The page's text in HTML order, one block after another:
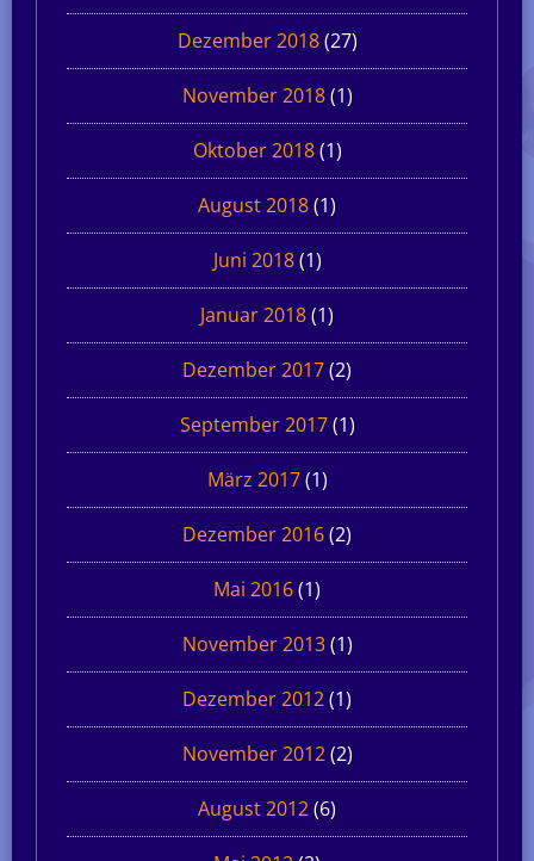
Dezember 2018(27)
November 2018(1)
Oktober 2018(1)
August 2018(1)
Juni 2018(1)
Januar 2018(1)
Dezember 2017(2)
September 2017(1)
März 2017(1)
Dezember 2016(2)
Mai 2016(1)
November 2013(1)
Dezember 2012(1)
November 2012(2)
August 2012(6)